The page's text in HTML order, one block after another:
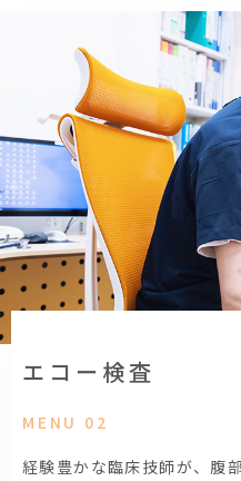
エコー検査
MENU 02
経験豊かな臨床技師が、腹